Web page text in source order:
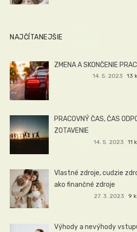
NAJČÍTANEJŠIE
ZMENA A SKONČENIE
14. 5. 2023 13
PRACOVNÝ ČAS, ČAS
ZOTAVENIE
14. 5. 2023 11
Vlastné zdroje, cudzie
ako finančné zdroje
27. 3. 2023 9
Výhody a nevýhody